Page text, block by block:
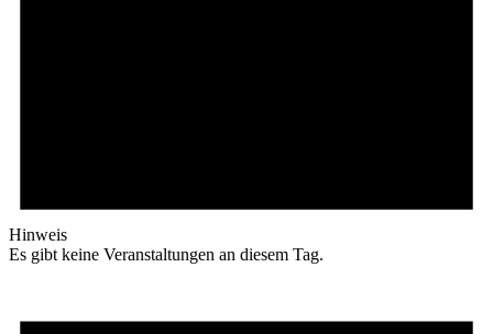
Hinweis
Es gibt keine Veranstaltungen an diesem Tag.